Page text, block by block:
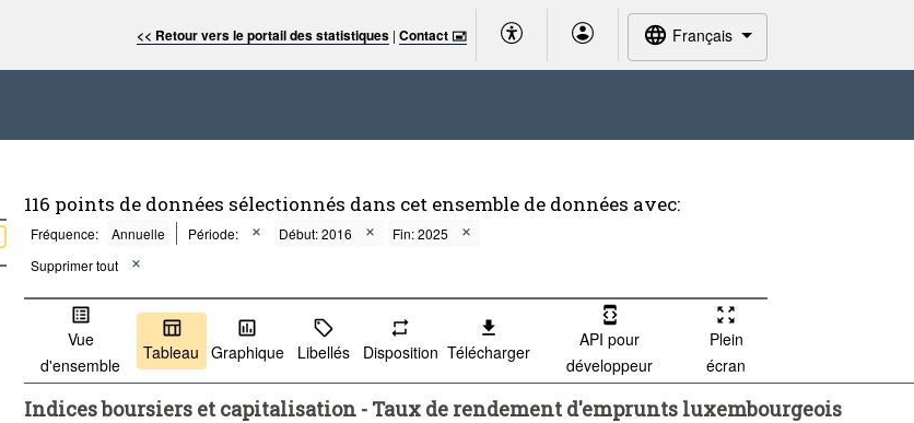
<< Retour vers le portail des statistiques |Contact 🖃 Français
116 points de données sélectionnés dans cet ensemble de données avec:
Fréquence: Annuelle Période: Début: 2016
Fin: 2025
Supprimer tout
Vue
d'ensemble
Tableau Graphique Libellés Disposition Télécharger
API pour
développeur
Plein
écran
Indices boursiers et capitalisation - Taux de rendement d'emprunts luxembourgeois